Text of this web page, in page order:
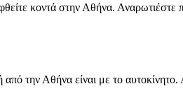
κοντά στην Αθήνα.
από την Αθήνα είναι με το